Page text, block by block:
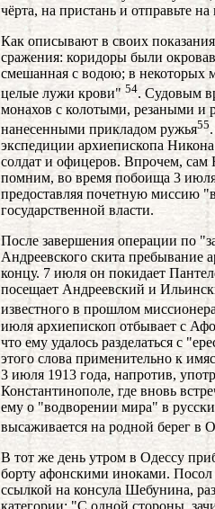
чёрта, на пристань и отправьте
Как описывают в своих
сражения: коридоры были
смешанная с водою; в некоторых
целые лужи крови" 54. Судовым
монахов с колотыми, резаными и
нанесенными прикладом ружья55
экспедиции архиепископа
солдат и офицеров. Впрочем,
помним, во время побоища 3
предоставляя почетную миссию
государственной власти.
После завершения операции по
Андреевского скита
концу. 7 июля он покидает
посещает Андреевский и
известного в прошлом
июля архиепископ отбывает с
что ему удалось разделаться с
этого слова применительно к
3 июля 1913 года, напротив,
Константинополе, где вновь
ему о "водворении мира" в
высаживается на родной берег в
В тот же день утром в Одессу
борту афонскими иноками.
ссылкой на консула Шебунина,
категории: "С одной стороны,